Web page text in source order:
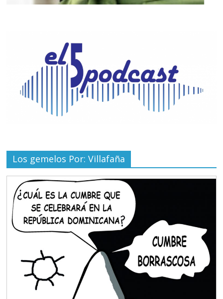
Los gemelos Por: Villafaña